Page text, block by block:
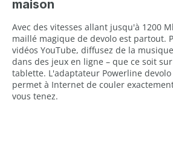
maison
Avec des vitesses allant jusqu'à 1200
maillé magique de devolo est partout.
vidéos YouTube, diffusez de la
dans des jeux en ligne – que ce soit
tablette. L'adaptateur Powerline devolo
permet à Internet de couler
vous tenez.